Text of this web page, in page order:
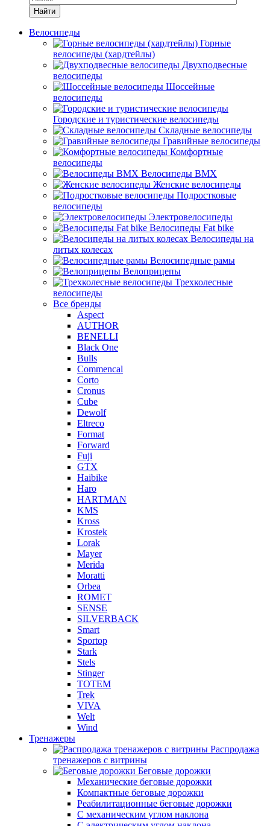
Найти
Велосипеды
Горные
велосипеды (хардтейлы)
Двухподвесные
велосипеды
Шоссейные
велосипеды
Городские и туристические велосипеды
Складные велосипеды
Гравийные велосипеды
Комфортные
велосипеды
Велосипеды BMX
Женские велосипеды
Подростковые
велосипеды
Электровелосипеды
Велосипеды Fat bike
Велосипеды на
литых колесах
Велосипедные рамы
Велоприцепы
Трехколесные
велосипеды
Все бренды
Aspect
AUTHOR
BENELLI
Black One
Bulls
Commencal
Corto
Cronus
Cube
Dewolf
Eltreco
Format
Forward
Fuji
GTX
Haibike
Haro
HARTMAN
KMS
Kross
Krostek
Lorak
Mayer
Merida
Moratti
Orbea
ROMET
SENSE
SILVERBACK
Smart
Sportop
Stark
Stels
Stinger
TOTEM
Trek
VIVA
Welt
Wind
Тренажеры
Распродажа
тренажеров с витрины
Беговые дорожки
Механические беговые дорожки
Компактные беговые дорожки
Реабилитационные беговые дорожки
С механическим углом наклона